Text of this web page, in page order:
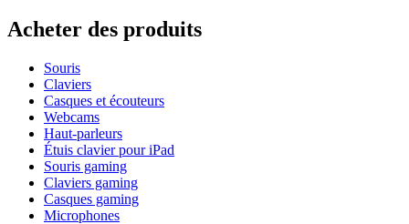
Acheter des produits
Souris
Claviers
Casques et écouteurs
Webcams
Haut-parleurs
Étuis clavier pour iPad
Souris gaming
Claviers gaming
Casques gaming
Microphones